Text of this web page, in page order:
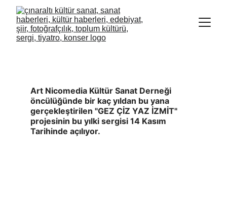
Art Nicomedia Kültür Sanat Derneği
öncülüğünde bir kaç yıldan bu yana
gerçekleştirilen "GEZ ÇİZ YAZ İZMİT"
projesinin bu yılki sergisi 14 Kasım
Tarihinde açılıyor.